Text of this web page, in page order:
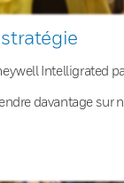
Intelligrated
davantage sur